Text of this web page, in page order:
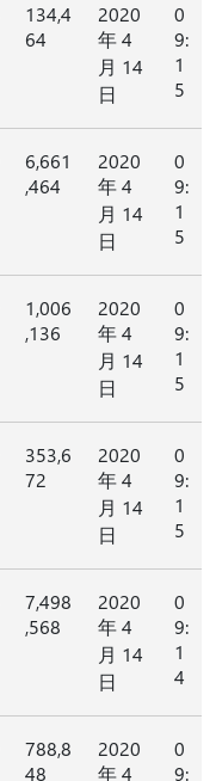
134,4
64
2020
年 4
月 14
日
0
9:
1
5
6,661
,464
2020
年 4
月 14
日
0
9:
1
5
1,006
,136
2020
年 4
月 14
日
0
9:
1
5
353,6
72
2020
年 4
月 14
日
0
9:
1
5
7,498
,568
2020
年 4
月 14
日
0
9:
1
4
788,8
48
2020
年 4
0
9: